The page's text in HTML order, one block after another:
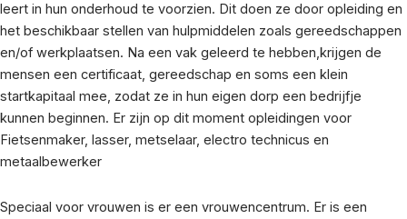
leert in hun onderhoud te voorzien. Dit doen ze door opleiding en
het beschikbaar stellen van hulpmiddelen zoals gereedschappen
en/of werkplaatsen. Na een vak geleerd te hebben,krijgen de
mensen een certificaat, gereedschap en soms een klein
startkapitaal mee, zodat ze in hun eigen dorp een bedrijfje
kunnen beginnen. Er zijn op dit moment opleidingen voor
Fietsenmaker, lasser, metselaar, electro technicus en
metaalbewerker
Speciaal voor vrouwen is er een vrouwencentrum. Er is een